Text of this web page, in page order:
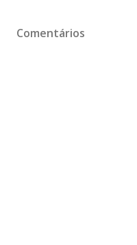
Comentários